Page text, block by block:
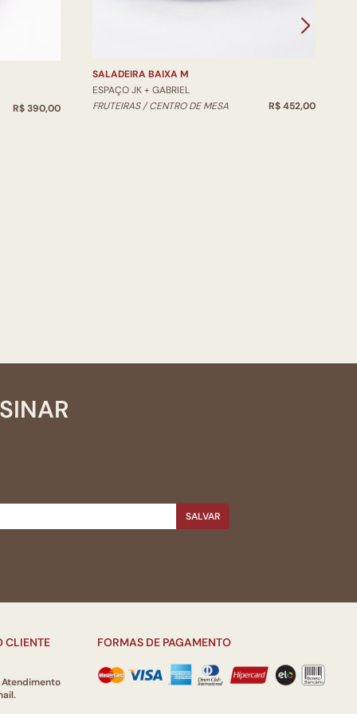
R$ 390,00
SALADEIRA BAIXA M
ESPAÇO JK + GABRIEL
FRUTEIRAS / CENTRO DE MESA
R$ 452,00
SALVAR
CLIENTE
Atendimento
FORMAS DE PAGAMENTO